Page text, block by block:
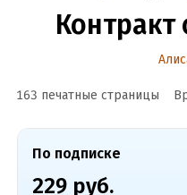
163 печатные страницы
По подписке
229 руб.